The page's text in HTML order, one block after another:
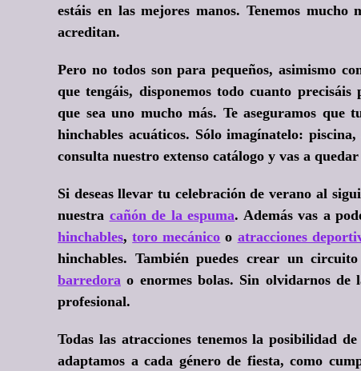
estáis en las mejores manos. Tenemos
acreditan.
Pero no todos son para pequeños, asimismo
que tengáis, disponemos todo cuanto
que sea uno mucho más. Te aseguramos que
hinchables acuáticos. Sólo imagínatelo:
consulta nuestro extenso catálogo y vas a
Si deseas llevar tu celebración de verano al
nuestra cañón de la espuma. Además vas a
hinchables,toro mecánico o atracciones
hinchables. También puedes crear un
barredora o enormes bolas. Sin olvidarnos
profesional.
Todas las atracciones tenemos la posibilidad
adaptamos a cada género de fiesta, como